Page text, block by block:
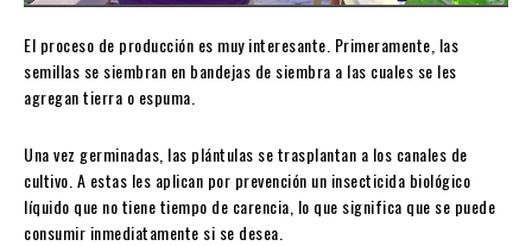
El proceso de producción es muy interesante. Primeramente, las
semillas se siembran en bandejas de siembra a las cuales se les
agregan tierra o espuma.
Una vez germinadas, las plántulas se trasplantan a los canales de
cultivo. A estas les aplican por prevención un insecticida biológico
líquido que no tiene tiempo de carencia, lo que significa que se puede
consumir inmediatamente si se desea.